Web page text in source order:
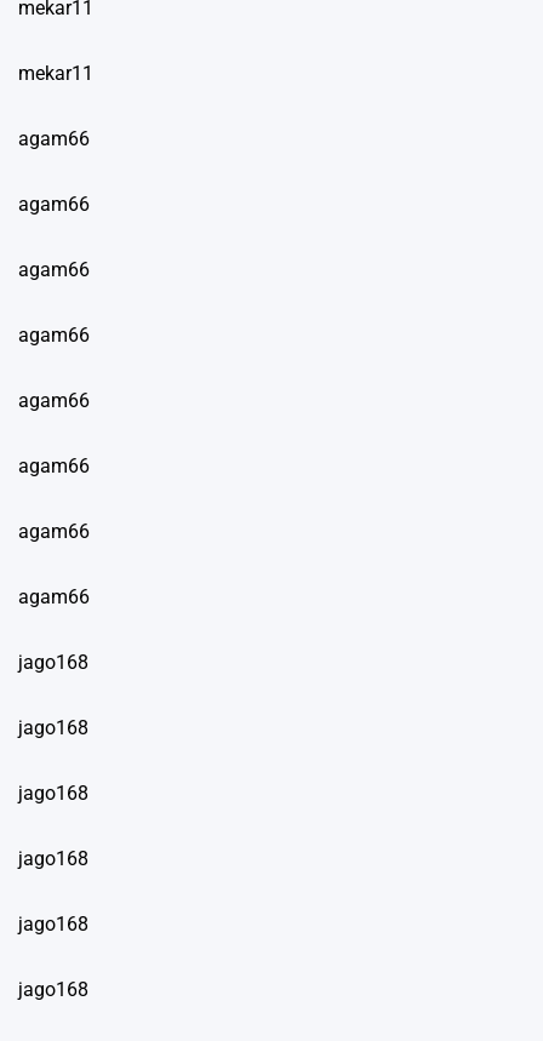
mekar11
mekar11
agam66
agam66
agam66
agam66
agam66
agam66
agam66
agam66
jago168
jago168
jago168
jago168
jago168
jago168